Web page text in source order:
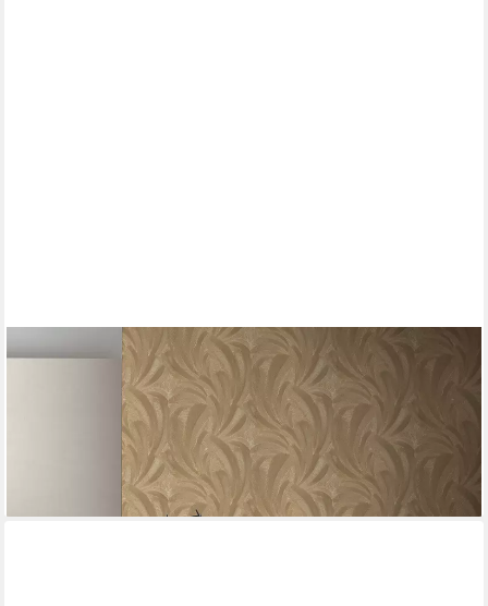
ERISMANN
Vliestapete Palmblätter Dschungel Tropisch Gold Metallic 10476-
UVP 39,95 €
lieferbar - in 3-4 Werktagen bei dir